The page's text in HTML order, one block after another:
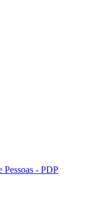
Pessoas - PDP